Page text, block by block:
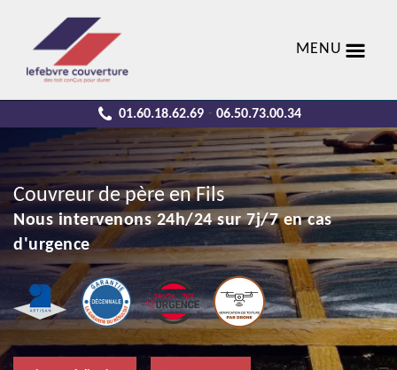
MENU
01.60.18.62.69 - 06.50.73.00.34
Couvreur de père en Fils
Nous intervenons 24h/24 sur 7j/7 en cas
d'urgence